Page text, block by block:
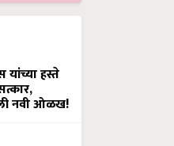
यांच्या हस्ते
नवी ओळख!